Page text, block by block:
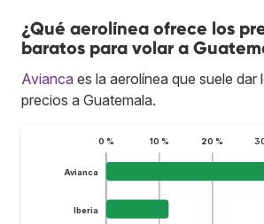
¿Qué aerolínea ofrece los
baratos para volar a
Avianca es la aerolínea que suele dar
precios a Guatemala.
0 % 10 % 20 %
Avianca
Iberia